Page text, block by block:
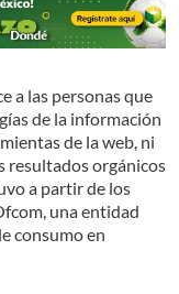
a las personas que
de la información
de la web, ni
resultados orgánicos
a partir de los
una entidad
consumo en